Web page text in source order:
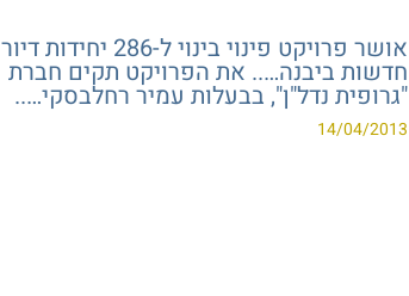
אושר פרויקט פינוי בינוי ל-286 יחידות דיור
חדשות ביבנה….. את הפרויקט תקים חברת
"גרופית נדל"ן", בבעלות עמיר רחלבסקי…..
14/04/2013